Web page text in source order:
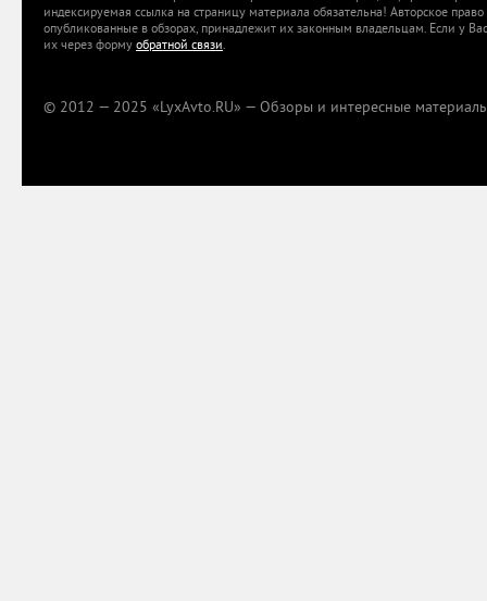
индексируемая ссылка на страницу материала обязательна! Авторское
опубликованные в обзорах, принадлежит их законным владельцам. Если у
их через форму обратной связи.
© 2012 — 2025 «LyxAvto.RU» — Обзоры и интересные